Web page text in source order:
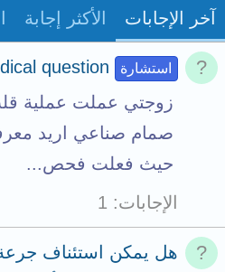
آخر الإجابات الأكثر إجابة
استشارة
question
زوجتي عملت عملية
صمام صناعي اريد
حيث فعلت فحص...
الإجابات
1
هل يمكن استئناف